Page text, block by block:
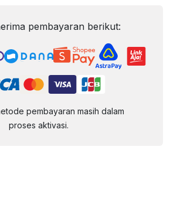
pembayaran berikut:
pembayaran masih dalam
proses aktivasi.